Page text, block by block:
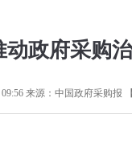
动政府采购
来源： 中国政府采购报